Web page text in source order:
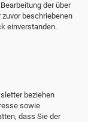
der über
beschriebenen
einverstanden.
beziehen
sowie
dass Sie der